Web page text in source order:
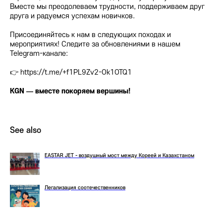
Вместе мы преодолеваем трудности, поддерживаем друг
друга и радуемся успехам новичков.
Присоединяйтесь к нам в следующих походах и
мероприятиях! Следите за обновлениями в нашем
Telegram-канале:
👉 https://t.me/+f1PL9Zv2-Ok1OTQ1
KGN — вместе покоряем вершины!
See also
EASTAR JET - воздушный мост между Кореей и Казахстаном
Легализация соотечественников